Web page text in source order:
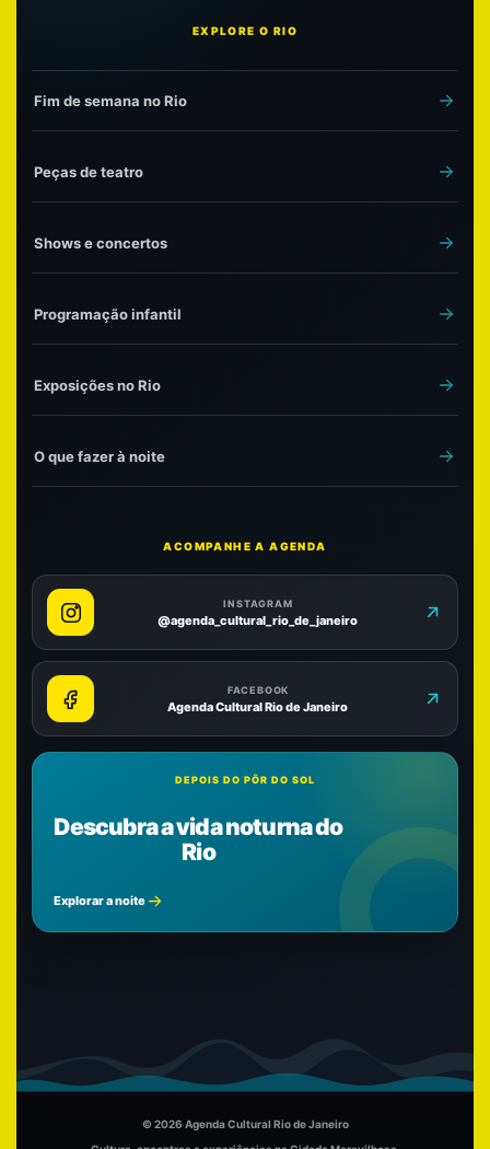
EXPLORE O RIO
Fim de semana no Rio
Peças de teatro
Shows e concertos
Programação infantil
Exposições no Rio
O que fazer à noite
ACOMPANHE A AGENDA
INSTAGRAM
@agenda_cultural_rio_de_janeiro
FACEBOOK
Agenda Cultural Rio de Janeiro
DEPOIS DO PÔR DO SOL
Descubra a vida noturna do
Rio
Explorar a noite
© 2026 Agenda Cultural Rio de Janeiro